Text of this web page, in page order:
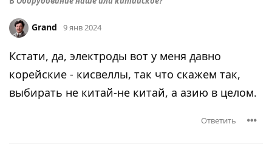
Grand 9 янв 2024
Кстати, да, электроды вот у меня давно
корейские - кисвеллы, так что скажем так,
выбирать не китай-не китай, а азию в целом.
Ответить